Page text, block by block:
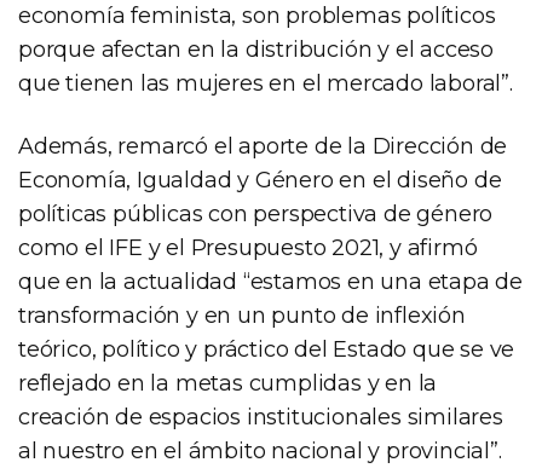
economía feminista, son problemas políticos
porque afectan en la distribución y el acceso
que tienen las mujeres en el mercado laboral”.
Además, remarcó el aporte de la Dirección de
Economía, Igualdad y Género en el diseño de
políticas públicas con perspectiva de género
como el IFE y el Presupuesto 2021, y afirmó
que en la actualidad “estamos en una etapa de
transformación y en un punto de inflexión
teórico, político y práctico del Estado que se ve
reflejado en la metas cumplidas y en la
creación de espacios institucionales similares
al nuestro en el ámbito nacional y provincial”.